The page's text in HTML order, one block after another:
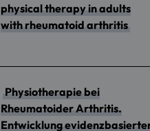
physical therapy in adults
with rheumatoid arthritis
Physiotherapie bei
Rheumatoider Arthritis.
Entwicklung